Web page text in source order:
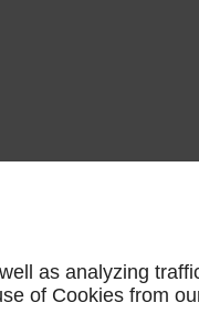
as analyzing
of Cookies from